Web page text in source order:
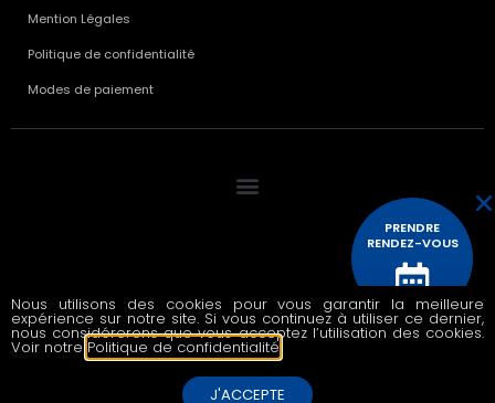
Mention Légales
Politique de confidentialité
Modes de paiement
© 2020 All rights reserved
PRENDRE
RENDEZ-VOUS
CONTACTEZ
Nous utilisons des cookies pour vous garantir la meilleure
expérience sur notre site. Si vous continuez à utiliser ce dernier,
nous considérerons que vous acceptez l’utilisation des cookies.
Voir notre Politique de confidentialité
J'ACCEPTE